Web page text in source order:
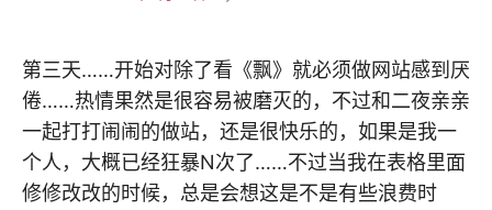
第三天……开始对除了看《飘》就必须做网站感到厌
倦……热情果然是很容易被磨灭的，不过和二夜亲亲
一起打打闹闹的做站，还是很快乐的，如果是我一
个人，大概已经狂暴N次了……不过当我在表格里面
修修改改的时候，总是会想这是不是有些浪费时